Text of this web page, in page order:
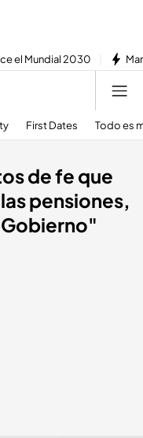
el Mundial 2030
First Dates Todo es
de fe que
pensiones,